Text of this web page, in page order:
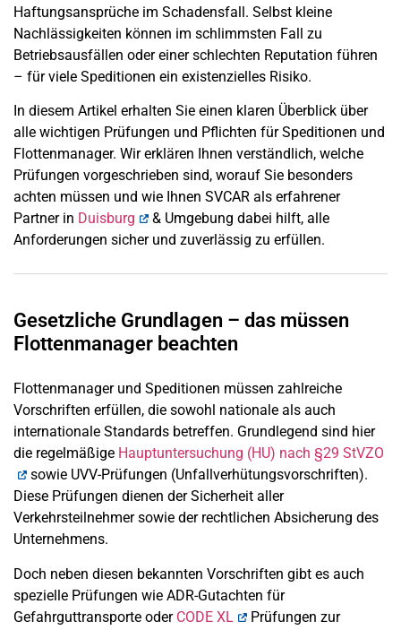
Haftungsansprüche im Schadensfall. Selbst kleine
Nachlässigkeiten können im schlimmsten Fall zu
Betriebsausfällen oder einer schlechten Reputation führen
– für viele Speditionen ein existenzielles Risiko.
In diesem Artikel erhalten Sie einen klaren Überblick über
alle wichtigen Prüfungen und Pflichten für Speditionen und
Flottenmanager. Wir erklären Ihnen verständlich, welche
Prüfungen vorgeschrieben sind, worauf Sie besonders
achten müssen und wie Ihnen SVCAR als erfahrener
Partner in Duisburg
& Umgebung dabei hilft, alle
Anforderungen sicher und zuverlässig zu erfüllen.
Gesetzliche Grundlagen – das müssen
Flottenmanager beachten
Flottenmanager und Speditionen müssen zahlreiche
Vorschriften erfüllen, die sowohl nationale als auch
internationale Standards betreffen. Grundlegend sind hier
die regelmäßige Hauptuntersuchung (HU) nach §29 StVZO
sowie UVV-Prüfungen (Unfallverhütungsvorschriften).
Diese Prüfungen dienen der Sicherheit aller
Verkehrsteilnehmer sowie der rechtlichen Absicherung des
Unternehmens.
Doch neben diesen bekannten Vorschriften gibt es auch
spezielle Prüfungen wie ADR-Gutachten für
Gefahrguttransporte oder CODE XL
Prüfungen zur